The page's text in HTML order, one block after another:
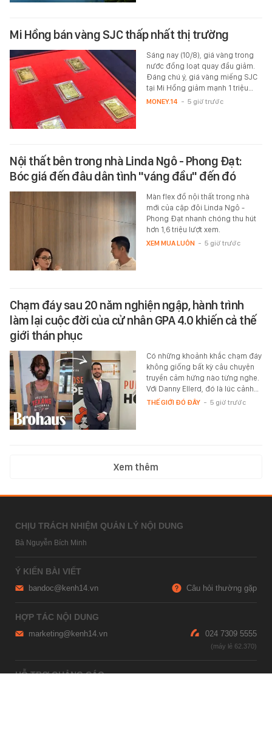
Mi Hồng bán vàng SJC thấp nhất thị trường
Sáng nay (10/8), giá vàng trong
nước đồng loạt quay đầu giảm.
Đáng chú ý, giá vàng miếng SJC
tại Mi Hồng giảm mạnh 1 triệu…
MONEY.14 - 5 giờ trước
Nội thất bên trong nhà Linda Ngô - Phong Đạt:
Bóc giá đến đâu dân tình "váng đầu" đến đó
Màn flex đồ nội thất trong nhà
mới của cặp đôi Linda Ngô -
Phong Đạt nhanh chóng thu hút
hơn 1,6 triệu lượt xem.
XEM MUA LUÔN - 5 giờ trước
Chạm đáy sau 20 năm nghiện ngập, hành trình
làm lại cuộc đời của cử nhân GPA 4.0 khiến cả thế
giới thán phục
Có những khoảnh khắc chạm đáy
không giống bất kỳ câu chuyện
truyền cảm hứng nào từng nghe.
Với Danny Ellerd, đó là lúc cảnh…
THẾ GIỚI ĐÓ ĐÂY - 5 giờ trước
Xem thêm
CHỊU TRÁCH NHIỆM QUẢN LÝ NỘI DUNG
Bà Nguyễn Bích Minh
Ý KIẾN BÀI VIẾT
bandoc@kenh14.vn Câu hỏi thường gặp
HỢP TÁC NỘI DUNG
marketing@kenh14.vn 024 7309 5555
HỖ TRỢ QUẢNG CÁO